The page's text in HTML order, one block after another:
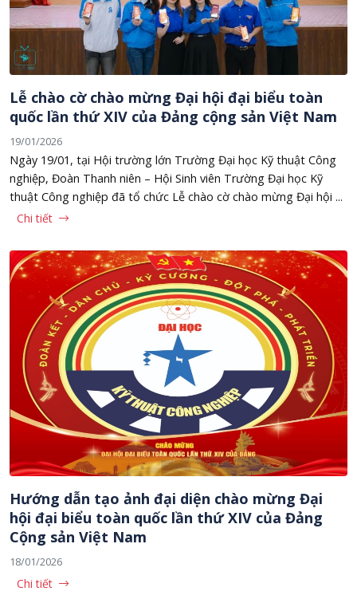
Lễ chào cờ chào mừng Đại hội đại biểu toàn
quốc lần thứ XIV của Đảng cộng sản Việt Nam
19/01/2026
Ngày 19/01, tại Hội trường lớn Trường Đại học Kỹ thuật Công
nghiệp, Đoàn Thanh niên – Hội Sinh viên Trường Đại học Kỹ
thuật Công nghiệp đã tổ chức Lễ chào cờ chào mừng Đại hội ...
Chi tiết
Hướng dẫn tạo ảnh đại diện chào mừng Đại
hội đại biểu toàn quốc lần thứ XIV của Đảng
Cộng sản Việt Nam
18/01/2026
Chi tiết